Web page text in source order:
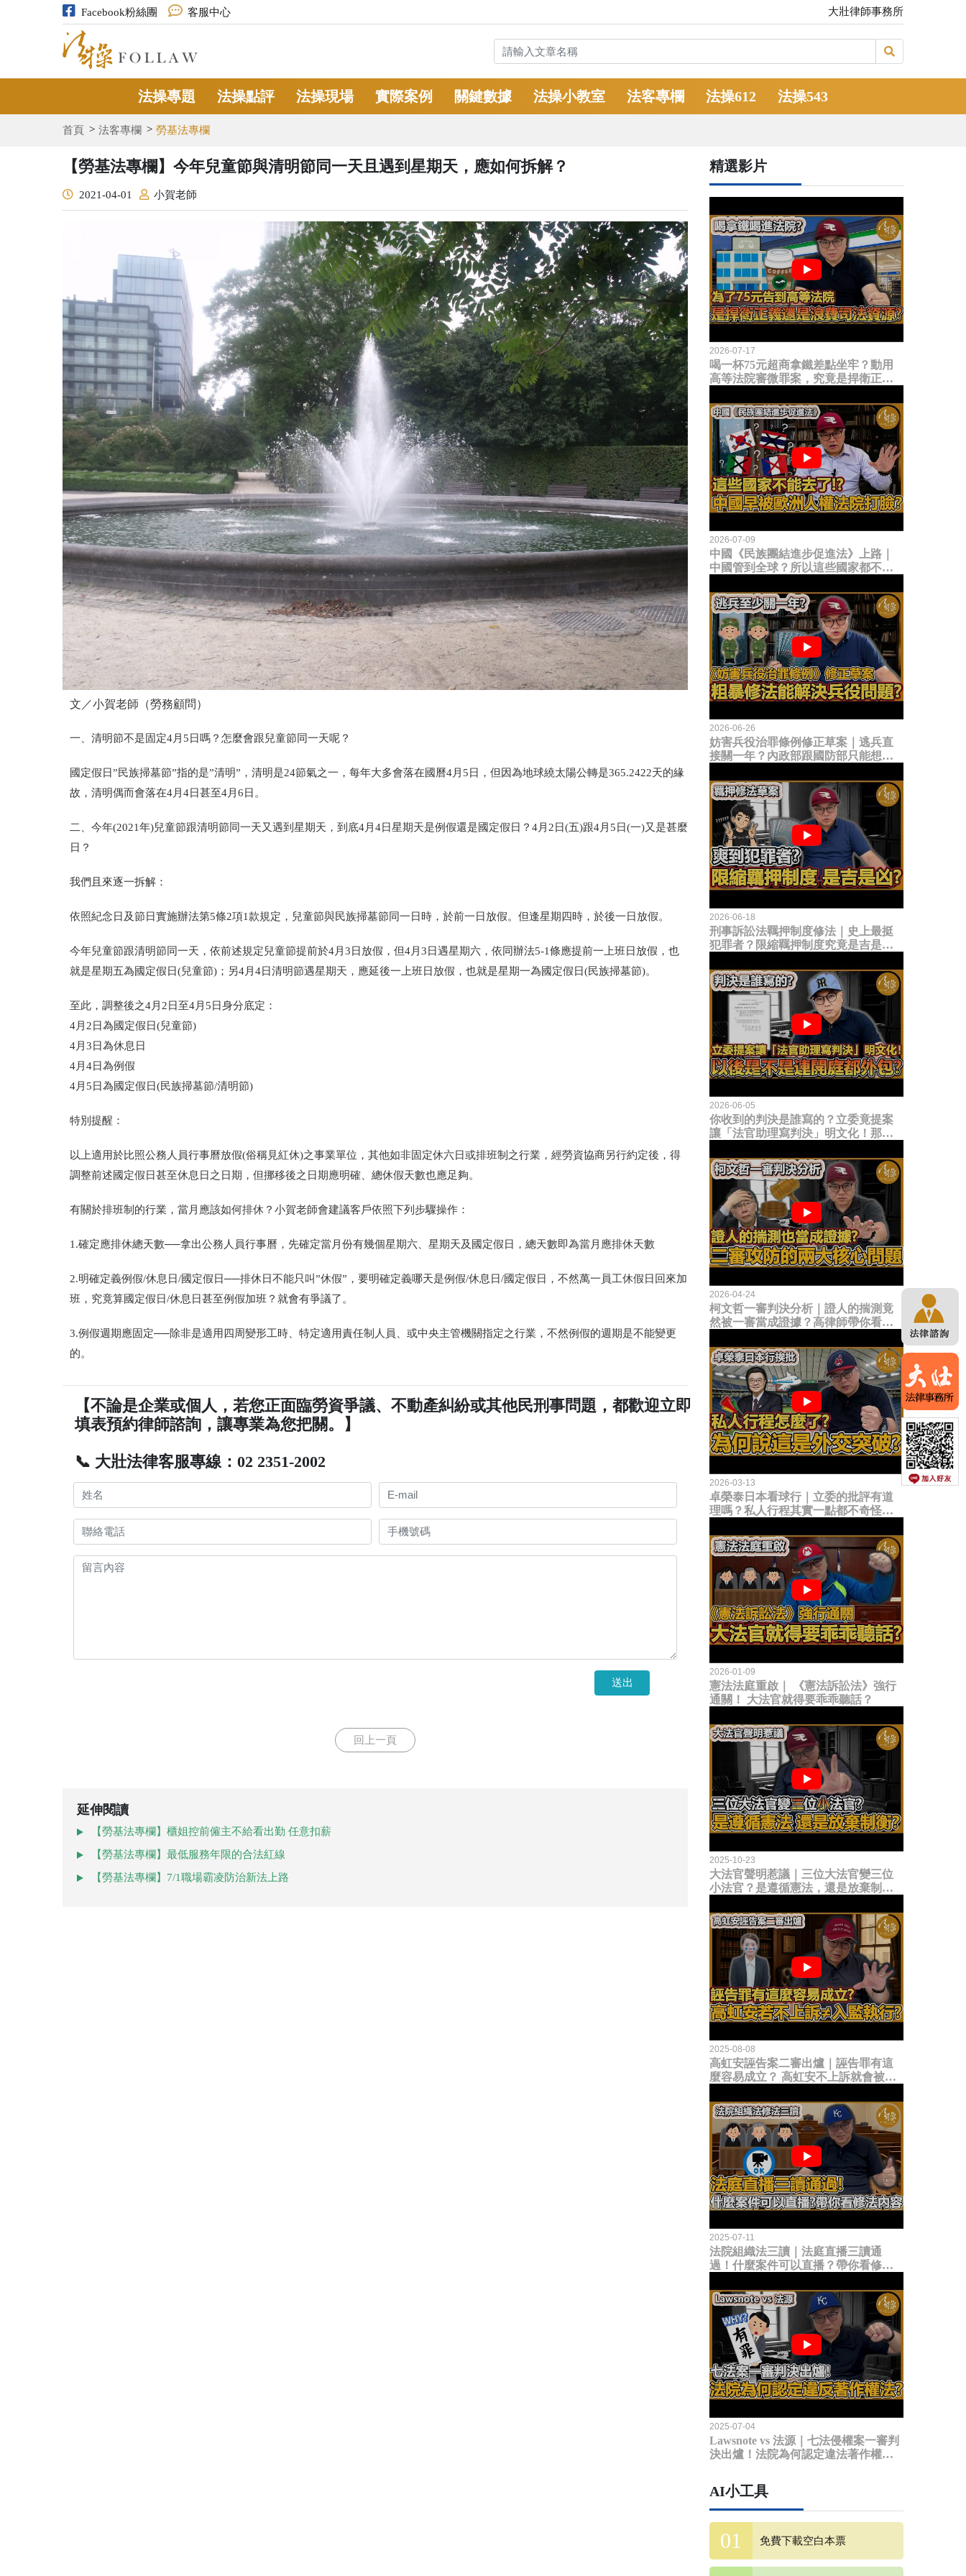
Facebook粉絲團 客服中心 大壯律師事務所
法操專題 法操點評 法操現場 實際案例 關鍵數據 法操小教室 法客專欄 法操612 法操543
首頁 法客專欄 勞基法專欄
【勞基法專欄】今年兒童節與清明節同一天且遇到星期天，應如何拆解？
2021-04-01 小賀老師
文／小賀老師（勞務顧問）
一、清明節不是固定4月5日嗎？怎麼會跟兒童節同一天呢？
國定假日”民族掃墓節”指的是”清明”，清明是24節氣之一，每年大多會落在國曆4月5日，但因為地球繞太陽公轉是365.2422天的緣
故，清明偶而會落在4月4日甚至4月6日。
二、今年(2021年)兒童節跟清明節同一天又遇到星期天，到底4月4日星期天是例假還是國定假日？4月2日(五)跟4月5日(一)又是甚麼
日？
我們且來逐一拆解：
依照紀念日及節日實施辦法第5條2項1款規定，兒童節與民族掃墓節同一日時，於前一日放假。但逢星期四時，於後一日放假。
今年兒童節跟清明節同一天，依前述規定兒童節提前於4月3日放假，但4月3日遇星期六，依同辦法5-1條應提前一上班日放假，也
就是星期五為國定假日(兒童節)；另4月4日清明節遇星期天，應延後一上班日放假，也就是星期一為國定假日(民族掃墓節)。
至此，調整後之4月2日至4月5日身分底定：
4月2日為國定假日(兒童節)
4月3日為休息日
4月4日為例假
4月5日為國定假日(民族掃墓節/清明節)
特別提醒：
以上適用於比照公務人員行事曆放假(俗稱見紅休)之事業單位，其他如非固定休六日或排班制之行業，經勞資協商另行約定後，得
調整前述國定假日甚至休息日之日期，但挪移後之日期應明確、總休假天數也應足夠。
有關於排班制的行業，當月應該如何排休？小賀老師會建議客戶依照下列步驟操作：
1.確定應排休總天數──拿出公務人員行事曆，先確定當月份有幾個星期六、星期天及國定假日，總天數即為當月應排休天數
2.明確定義例假/休息日/國定假日──排休日不能只叫”休假”，要明確定義哪天是例假/休息日/國定假日，不然萬一員工休假日回來加
班，究竟算國定假日/休息日甚至例假加班？就會有爭議了。
3.例假週期應固定──除非是適用四周變形工時、特定適用責任制人員、或中央主管機關指定之行業，不然例假的週期是不能變更
的。
【不論是企業或個人，若您正面臨勞資爭議、不動產糾紛或其他民刑事問題，都歡迎立即
填表預約律師諮詢，讓專業為您把關。】
📞 大壯法律客服專線：02 2351-2002
送出
回上一頁
延伸閱讀
【勞基法專欄】櫃姐控前僱主不給看出勤 任意扣薪
【勞基法專欄】最低服務年限的合法紅線
【勞基法專欄】7/1職場霸凌防治新法上路
精選影片
2026-07-17
喝一杯75元超商拿鐵差點坐牢？動用
高等法院審微罪案，究竟是捍衛正義
2026-07-09
中國《民族團結進步促進法》上路｜
中國管到全球？所以這些國家都不能
臉？
2026-06-26
妨害兵役治罪條例修正草案｜逃兵直
接關一年？內政部跟國防部只能想到
題？
2026-06-18
刑事訴訟法羈押制度修法｜史上最挺
犯罪者？限縮羈押制度究竟是吉是
2026-06-05
你收到的判決是誰寫的？立委竟提案
讓「法官助理寫判決」明文化！那以
2026-04-24
柯文哲一審判決分析｜證人的揣測竟
然被一審當成證據？高律師帶你看未
2026-03-13
卓榮泰日本看球行｜立委的批評有道
理嗎？私人行程其實一點都不奇怪？
2026-01-09
憲法法庭重啟｜ 《憲法訴訟法》強行
通關！ 大法官就得要乖乖聽話？
2025-10-23
大法官聲明惹議｜三位大法官變三位
小法官？是遵循憲法，還是放棄制衡
2025-08-08
高虹安誣告案二審出爐｜誣告罪有這
麼容易成立？ 高虹安不上訴就會被
2025-07-11
法院組織法三讀｜法庭直播三讀通
過！什麼案件可以直播？帶你看修法
2025-07-04
Lawsnote vs 法源｜七法侵權案一審判
決出爐！法院為何認定違法著作權
AI小工具
免費下載空白本票